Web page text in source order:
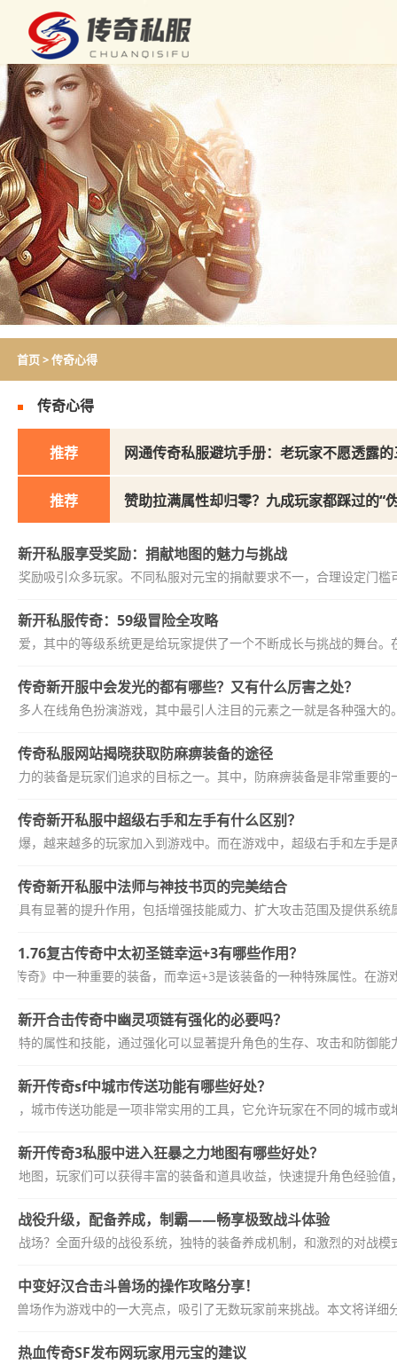
首页>传奇心得
传奇心得
推荐 网通传奇私服避坑手册：老玩家不愿透露
推荐 赞助拉满属性却归零？九成玩家都踩过的“
新开私服享受奖励：捐献地图的魅力与挑战
奖励吸引众多玩家。不同私服对元宝的捐献要求不一，合理设定门
新开私服传奇：59级冒险全攻略
爱，其中的等级系统更是给玩家提供了一个不断成长与挑战的舞台
传奇新开服中会发光的都有哪些？又有什么厉害之处？
的多人在线角色扮演游戏，其中最引人注目的元素之一就是各种强大
传奇私服网站揭晓获取防麻痹装备的途径
力的装备是玩家们追求的目标之一。其中，防麻痹装备是非常重要
传奇新开私服中超级右手和左手有什么区别？
爆，越来越多的玩家加入到游戏中。而在游戏中，超级右手和左手
传奇新开私服中法师与神技书页的完美结合
具有显著的提升作用，包括增强技能威力、扩大攻击范围及提供系
1.76复古传奇中太初圣链幸运+3有哪些作用？
传奇​》中一种重要的装备，而幸运+3是该装备的一种特殊属性。在
新开合击传奇中幽灵项链有强化的必要吗？
特的属性和技能，通过强化可以显著提升角色的生存、攻击和防御
新开传奇sf中城市传送功能有哪些好处？
，城市传送功能是一项非常实用的工具，它允许玩家在不同的城市
新开传奇3私服中进入狂暴之力地图有哪些好处？
地图，玩家们可以获得丰富的装备和道具收益，快速提升角色经验
战役升级，配备养成，制霸——畅享极致战斗体验
宰战场？全面升级的战役系统，独特的装备养成机制，和激烈的对战
中变好汉合击斗兽场的操作攻略分享！
兽场作为游戏中的一大亮点，吸引了无数玩家前来挑战。本文将详
热血传奇SF发布网玩家用元宝的建议